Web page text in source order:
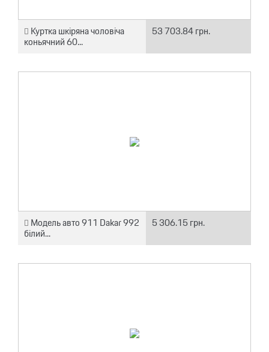
Куртка шкіряна чоловіча
коньячний 60...
53 703.84 грн.
Модель авто 911 Dakar 992
білий...
5 306.15 грн.